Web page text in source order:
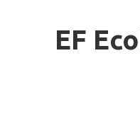
EF